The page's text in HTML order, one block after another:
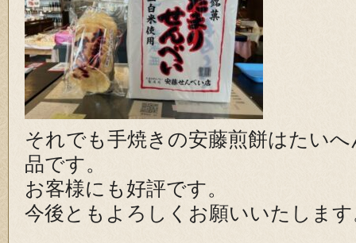
それでも手焼きの安藤煎餅はたい
品です。
お客様にも好評です。
今後ともよろしくお願いいたしま